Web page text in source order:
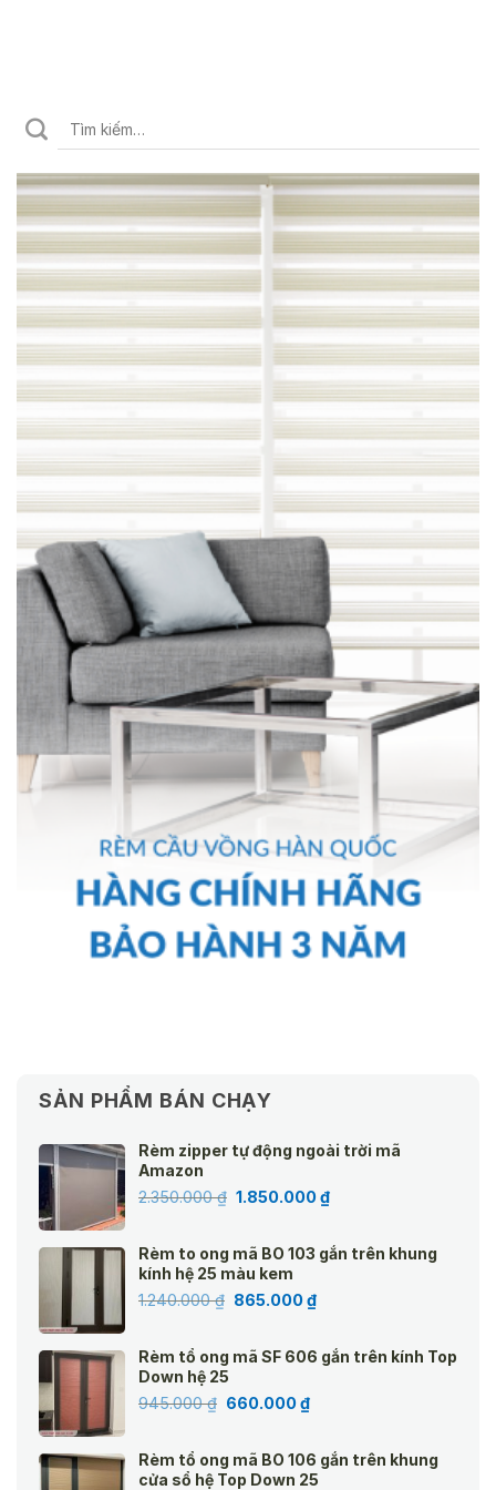
SẢN PHẨM BÁN CHẠY
Rèm zipper tự động ngoài trời mã
Amazon
2.350.000₫ Giá
2.350.000 ₫.
1.850.000₫Giá
là:
Rèm to ong mã BO 103 gắn trên khung
kính hệ 25 màu kem
1.240.000₫ Giá
1.240.000 ₫.
865.000₫Giá
là:
Rèm tổ ong mã SF 606 gắn trên kính Top
Down hệ 25
945.000₫ Giá
945.000 ₫.
660.000₫Giá
là:
Rèm tổ ong mã BO 106 gắn trên khung
cửa sổ hệ Top Down 25